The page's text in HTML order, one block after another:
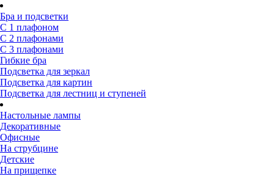
Бра и подсветки
С 1 плафоном
С 2 плафонами
С 3 плафонами
Гибкие бра
Подсветка для зеркал
Подсветка для картин
Подсветка для лестниц и ступеней
Настольные лампы
Декоративные
Офисные
На струбцине
Детские
На прищепке